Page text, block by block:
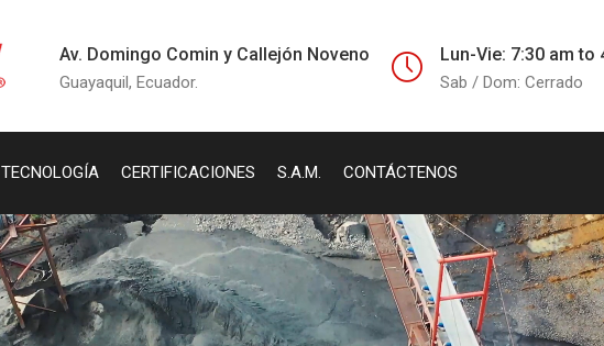
Av. Domingo Comin y Callejón Noveno
Guayaquil, Ecuador.
Lun-Vie: 7:30 am to
Sab / Dom: Cerrado
TECNOLOGÍA CERTIFICACIONES S.A.M. CONTÁCTENOS